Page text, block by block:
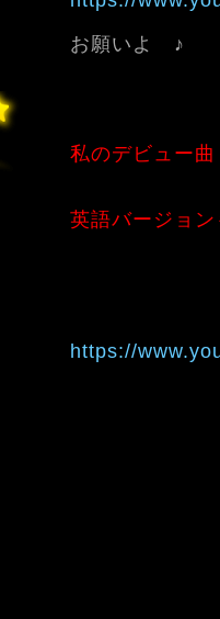
お願いよ ♪
私のデビュー
英語バージョ
https://